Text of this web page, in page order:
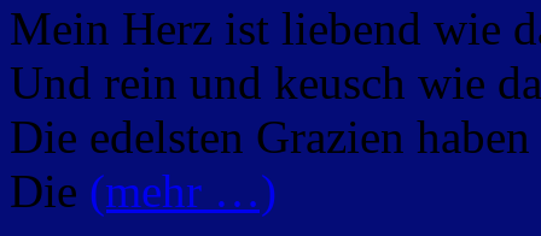
Mein Herz ist liebend wie
Und rein und keusch wie
Die edelsten Grazien
Die (mehr …)